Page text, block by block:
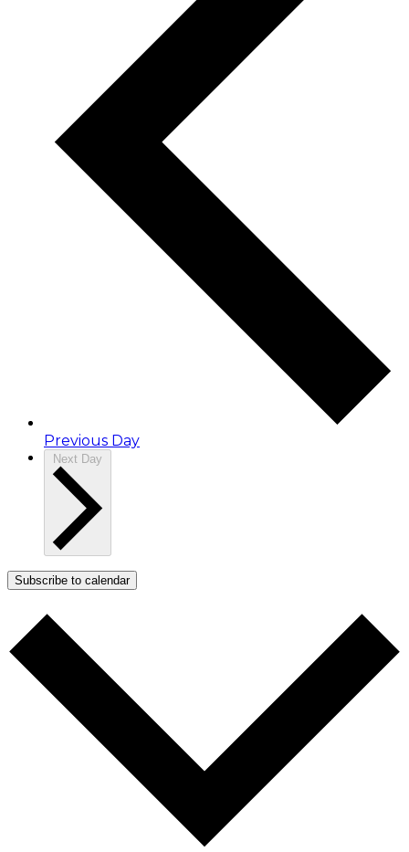
Previous Day
Next Day
Subscribe to calendar